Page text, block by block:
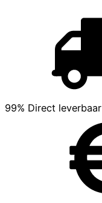
99% Direct leverbaar